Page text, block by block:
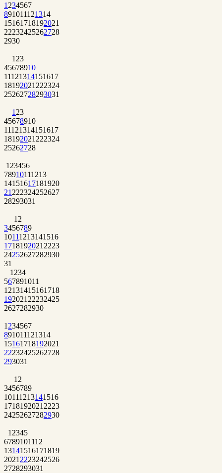
1 234567
891011121314
15161718192021
22232425262728
2930
1 23
45678910
11121314151617
18192021 222324
25262728293031
1 23
45678910
11121314151617
18192021 222324
25262728
1 23456
78910111213
14151617181920
21 222324252627
28293031
1 2
3456789
10111213141516
1718192021 2223
24252627282930
31
1 234
567891011
12131415161718
192021 22232425
2627282930
1 234567
891011121314
15161718192021
22232425262728
293031
1 2
3456789
10111213141516
1718192021 2223
24252627282930
1 2345
6789101112
13141516171819
2021 2223242526
2728293031